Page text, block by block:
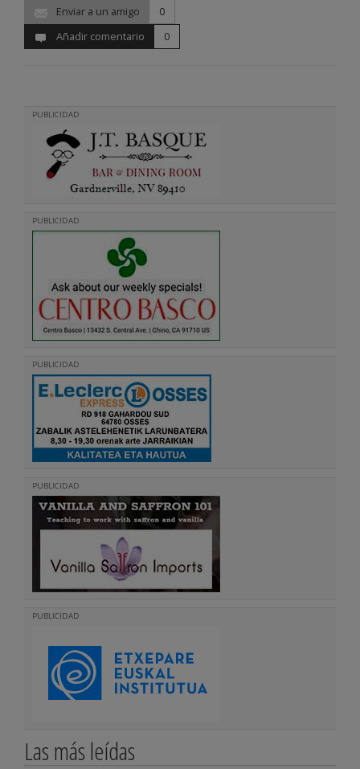
Enviar a un amigo
0
Añadir comentario
0
PUBLICIDAD
PUBLICIDAD
PUBLICIDAD
PUBLICIDAD
PUBLICIDAD
Las más leídas